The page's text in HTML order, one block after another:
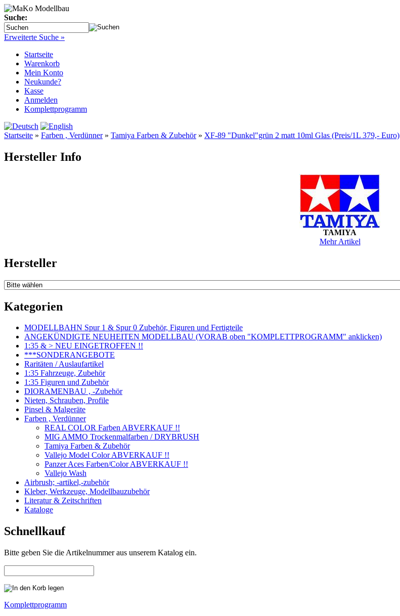
Suche:
Erweiterte Suche »
Startseite
Warenkorb
Mein Konto
Neukunde?
Kasse
Anmelden
Komplettprogramm
Startseite » Farben , Verdünner» Tamiya Farben & Zubehör» XF-89 "Dunkel"grün 2 matt 10ml Glas (Preis/1L 379,- Euro)
Hersteller Info
TAMIYA
Mehr Artikel
Hersteller
Kategorien
MODELLBAHN Spur 1 & Spur 0 Zubehör, Figuren und Fertigteile
ANGEKÜNDIGTE NEUHEITEN MODELLBAU (VORAB oben "KOMPLETTPROGRAMM" anklicken)
1:35 & > NEU EINGETROFFEN !!
***SONDERANGEBOTE
Raritäten / Auslaufartikel
1:35 Fahrzeuge, Zubehör
1:35 Figuren und Zubehör
DIORAMENBAU , -Zubehör
Nieten, Schrauben, Profile
Pinsel & Malgeräte
Farben , Verdünner
REAL COLOR Farben ABVERKAUF !!
MIG AMMO Trockenmalfarben / DRYBRUSH
Tamiya Farben & Zubehör
Vallejo Model Color ABVERKAUF !!
Panzer Aces Farben/Color ABVERKAUF !!
Vallejo Wash
Airbrush; -artikel,-zubehör
Kleber, Werkzeuge, Modellbauzubehör
Literatur & Zeitschriften
Kataloge
Schnellkauf
Bitte geben Sie die Artikelnummer aus unserem Katalog ein.
Komplettprogramm